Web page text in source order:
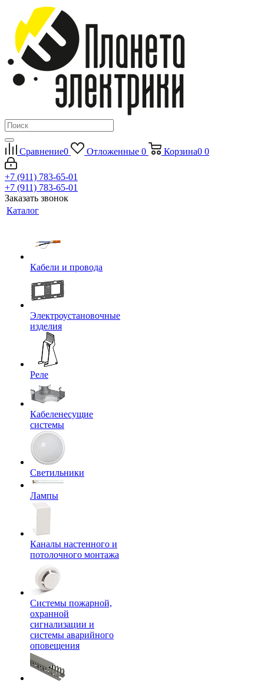
Сравнение0 Отложенные 0 Корзина0 0
+7 (911) 783-65-01
+7 (911) 783-65-01
Заказать звонок
Каталог
Кабели и провода
Электроустановочные
изделия
Реле
Кабеленесущие
системы
Светильники
Лампы
Каналы настенного и
потолочного монтажа
Системы пожарной,
охранной
сигнализации и
системы аварийного
оповещения